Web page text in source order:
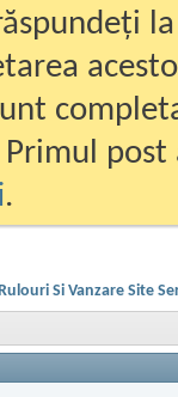
Primul
.
Si Vanzare Site